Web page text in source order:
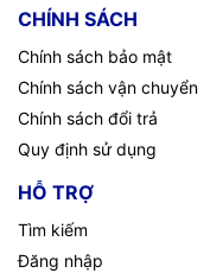
CHÍNH SÁCH
Chính sách bảo mật
Chính sách vận chuyển
Chính sách đổi trả
Quy định sử dụng
HỖ TRỢ
Tìm kiếm
Đăng nhập